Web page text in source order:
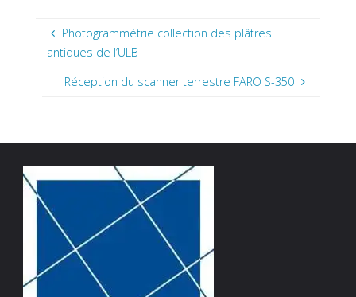
Photogrammétrie collection des plâtres
antiques de l’ULB
Réception du scanner terrestre FARO S-350